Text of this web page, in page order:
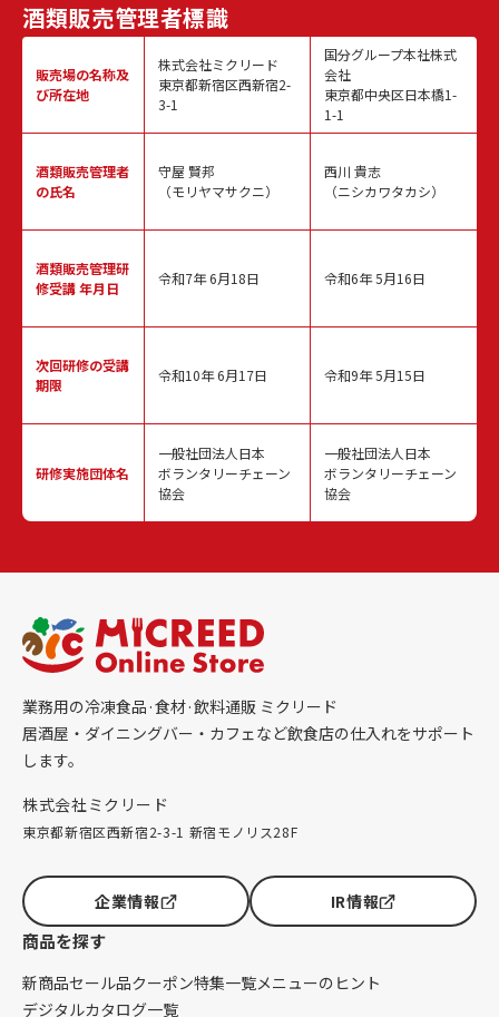
酒類販売管理者標識
販売場の名称及
び所在地
酒類販売管理者
の氏名
酒類販売管理研
修受講 年月日
次回研修の受講
期限
研修実施団体名
株式会社ミクリード
東京都新宿区西新宿2-
3-1
守屋 賢邦
（モリヤマサクニ）
令和7年 6月18日
令和10年 6月17日
一般社団法人日本
ボランタリーチェーン
協会
国分グループ本社株式
会社
東京都中央区日本橋1-
1-1
西川 貴志
（ニシカワタカシ）
令和6年 5月16日
令和9年 5月15日
一般社団法人日本
ボランタリーチェーン
協会
業務用の冷凍食品·食材·飲料通販 ミクリード
居酒屋・ダイニングバー・カフェなど飲食店の仕入れをサポート
します。
株式会社ミクリード
東京都新宿区西新宿2-3-1 新宿モノリス28F
企業情報 IR情報
商品を探す
新商品セール品クーポン特集一覧メニューのヒント
デジタルカタログ一覧